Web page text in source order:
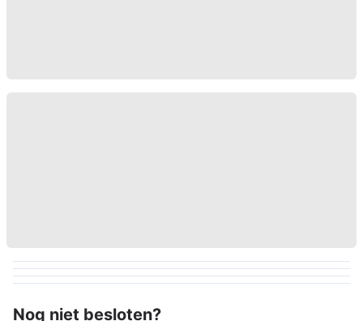
Nog niet besloten?